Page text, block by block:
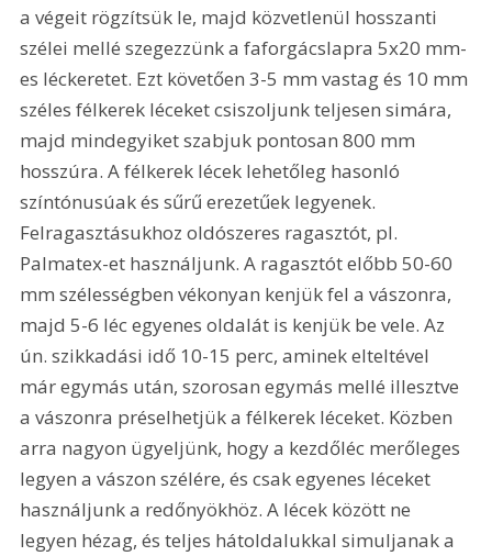
a végeit rögzítsük le, majd közvetlenül hosszanti
szélei mellé szegezzünk a faforgácslapra 5x20 mm-
es léckeretet. Ezt követően 3-5 mm vastag és 10 mm
széles félkerek léceket csiszoljunk teljesen simára,
majd mindegyiket szabjuk pontosan 800 mm
hosszúra. A félkerek lécek lehetőleg hasonló
színtónusúak és sűrű erezetűek legyenek.
Felragasztásukhoz oldószeres ragasztót, pl.
Palmatex-et használjunk. A ragasztót előbb 50-60
mm szélességben vékonyan kenjük fel a vászonra,
majd 5-6 léc egyenes oldalát is kenjük be vele. Az
ún. szikkadási idő 10-15 perc, aminek elteltével
már egymás után, szorosan egymás mellé illesztve
a vászonra préselhetjük a félkerek léceket. Közben
arra nagyon ügyeljünk, hogy a kezdőléc merőleges
legyen a vászon szélére, és csak egyenes léceket
használjunk a redőnyökhöz. A lécek között ne
legyen hézag, és teljes hátoldalukkal simuljanak a